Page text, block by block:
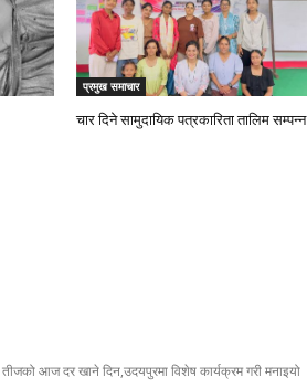
प्रमुख समाचार
चार दिने सामुदायिक पत्रकारिता तालिम सम्पन्न